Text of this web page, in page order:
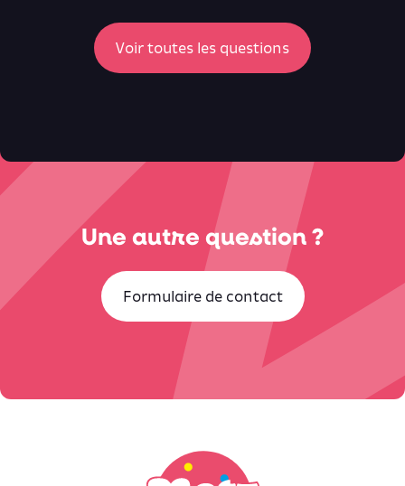
Voir toutes les questions
Une autre question ?
Formulaire de contact